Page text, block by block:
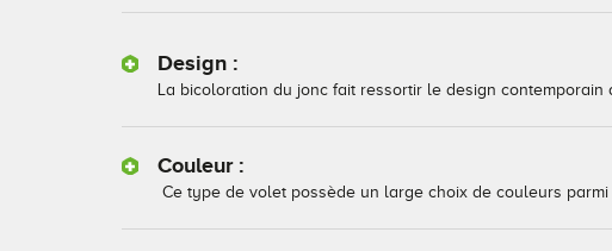
Design :
La bicoloration du jonc fait ressortir le design
Couleur :
Ce type de volet possède un large choix de couleurs